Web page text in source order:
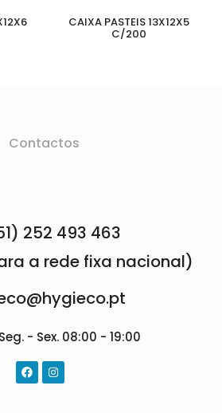
CAIXA PASTEIS 13X12X5
C/200
Contactos
252 493 463
a rede fixa nacional)
- Sex. 08:00 - 19:00